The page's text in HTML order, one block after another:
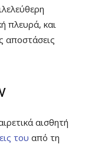
πλευρά, και
αποστάσεις
αισθητή
του από τη